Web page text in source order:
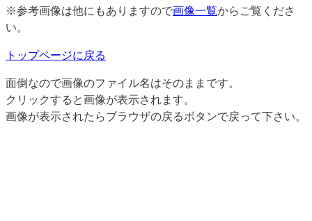
※参考画像は他にもありますので画像一覧からご覧くださ
い。
トップページに戻る
面倒なので画像のファイル名はそのままです。
クリックすると画像が表示されます。
画像が表示されたらブラウザの戻るボタンで戻って下さい。